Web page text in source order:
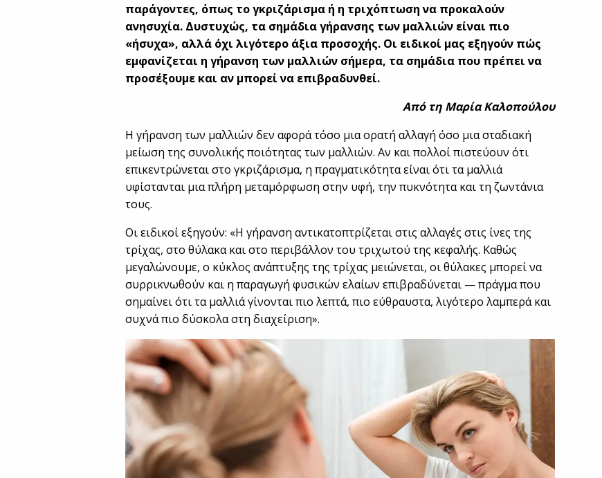
παράγοντες, όπως το γκριζάρισμα ή η τριχόπτωση να προκαλούν
ανησυχία. Δυστυχώς, τα σημάδια γήρανσης των μαλλιών είναι πιο
«ήσυχα», αλλά όχι λιγότερο άξια προσοχής. Οι ειδικοί μας εξηγούν πώς
εμφανίζεται η γήρανση των μαλλιών σήμερα, τα σημάδια που πρέπει να
προσέξουμε και αν μπορεί να επιβραδυνθεί.
Από τη Μαρία Καλοπούλου
Η γήρανση των μαλλιών δεν αφορά τόσο μια ορατή αλλαγή όσο μια σταδιακή
μείωση της συνολικής ποιότητας των μαλλιών. Αν και πολλοί πιστεύουν ότι
επικεντρώνεται στο γκριζάρισμα, η πραγματικότητα είναι ότι τα μαλλιά
υφίστανται μια πλήρη μεταμόρφωση στην υφή, την πυκνότητα και τη ζωντάνια
τους.
Οι ειδικοί εξηγούν: «Η γήρανση αντικατοπτρίζεται στις αλλαγές στις ίνες της
τρίχας, στο θύλακα και στο περιβάλλον του τριχωτού της κεφαλής. Καθώς
μεγαλώνουμε, ο κύκλος ανάπτυξης της τρίχας μειώνεται, οι θύλακες μπορεί να
συρρικνωθούν και η παραγωγή φυσικών ελαίων επιβραδύνεται — πράγμα που
σημαίνει ότι τα μαλλιά γίνονται πιο λεπτά, πιο εύθραυστα, λιγότερο λαμπερά και
συχνά πιο δύσκολα στη διαχείριση».